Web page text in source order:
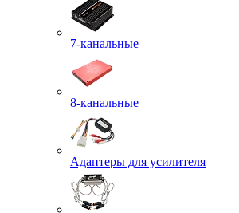
7-канальные
8-канальные
Адаптеры для усилителя